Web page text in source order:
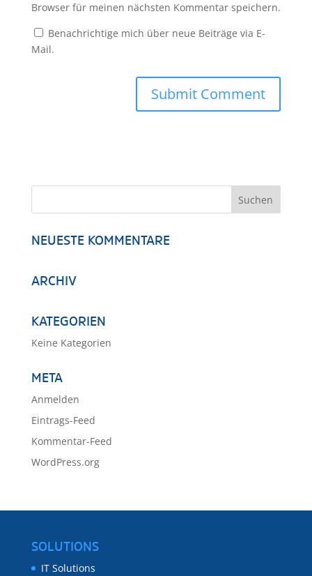
Browser für meinen nächsten Kommentar speichern.
Benachrichtige mich über neue Beiträge via E-
Mail.
NEUESTE KOMMENTARE
ARCHIV
KATEGORIEN
Keine Kategorien
META
Anmelden
Eintrags-Feed
Kommentar-Feed
WordPress.org
SOLUTIONS
IT Solutions